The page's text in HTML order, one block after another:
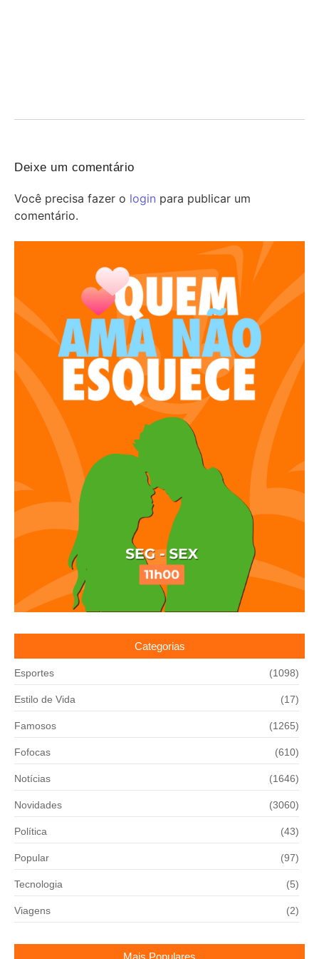
Deixe um comentário
Você precisa fazer o login para publicar um
comentário.
Categorias
Esportes (1098)
Estilo de Vida (17)
Famosos (1265)
Fofocas (610)
Notícias (1646)
Novidades (3060)
Política (43)
Popular (97)
Tecnologia (5)
Viagens (2)